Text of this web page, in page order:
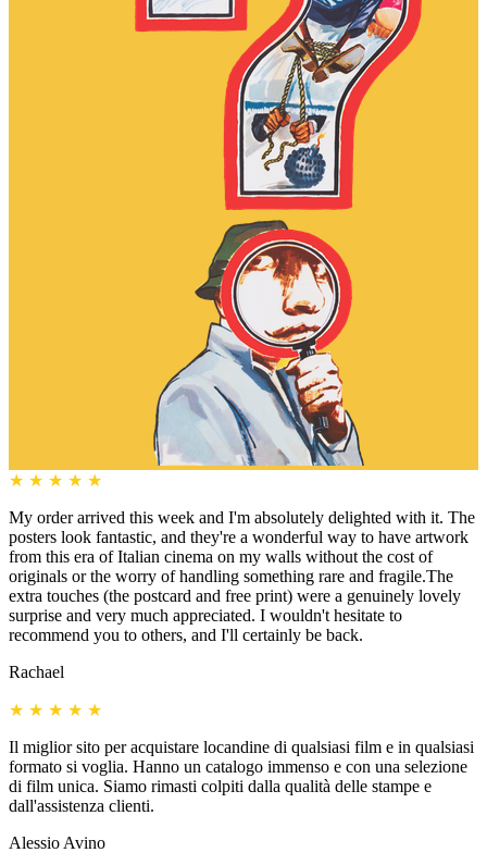
★ ★ ★ ★ ★
My order arrived this week and I'm absolutely delighted with it. The
posters look fantastic, and they're a wonderful way to have artwork
from this era of Italian cinema on my walls without the cost of
originals or the worry of handling something rare and fragile.The
extra touches (the postcard and free print) were a genuinely lovely
surprise and very much appreciated. I wouldn't hesitate to
recommend you to others, and I'll certainly be back.
Rachael
★ ★ ★ ★ ★
Il miglior sito per acquistare locandine di qualsiasi film e in qualsiasi
formato si voglia. Hanno un catalogo immenso e con una selezione
di film unica. Siamo rimasti colpiti dalla qualità delle stampe e
dall'assistenza clienti.
Alessio Avino